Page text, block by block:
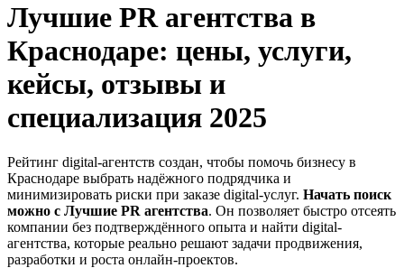
Лучшие PR агентства в
Краснодаре: цены, услуги,
кейсы, отзывы и
специализация 2025
Рейтинг digital-агентств создан, чтобы помочь бизнесу в
Краснодаре выбрать надёжного подрядчика и
минимизировать риски при заказе digital-услуг. Начать поиск
можно с Лучшие PR агентства. Он позволяет быстро отсеять
компании без подтверждённого опыта и найти digital-
агентства, которые реально решают задачи продвижения,
разработки и роста онлайн-проектов.